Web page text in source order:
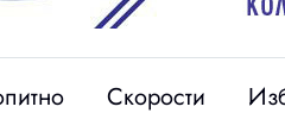
Скорости